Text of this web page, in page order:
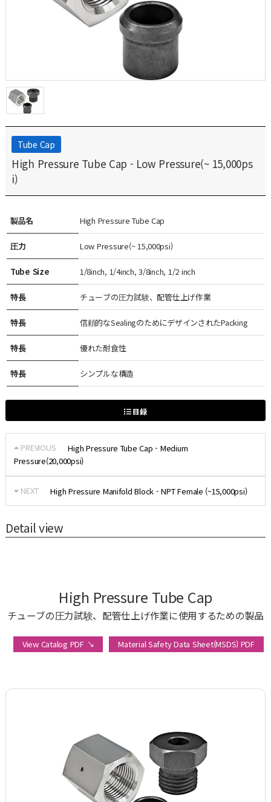
Tube Cap
High Pressure Tube Cap - Low Pressure(~ 15,000ps
i)
製品名 High Pressure Tube Cap
圧力 Low Pressure(~ 15,000psi)
Tube Size 1/8inch, 1/4inch, 3/8inch, 1/2 inch
特長 チューブの圧力試験、配管仕上げ作業
特長 信頼的なSealingのためにデザインされたPacking
特長 優れた耐食性
特長 シンプルな構造
目録
PREVIOUS
High Pressure Tube Cap - Medium
Pressure(20,000psi)
NEXT High Pressure Manifold Block - NPT Female (~15,000psi)
Detail view
High Pressure Tube Cap
チューブの圧力試験、配管仕上げ作業に使用するための製品
View Catalog PDF ↘ Material Safety Data Sheet(MSDS) PDF